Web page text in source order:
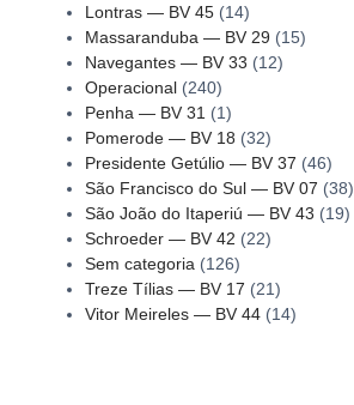
Lontras — BV 45(14)
Massaranduba — BV 29 (15)
Navegantes — BV 33 (12)
Operacional(240)
Penha — BV 31 (1)
Pomerode — BV 18 (32)
Presidente Getúlio — BV 37 (46)
São Francisco do Sul — BV 07 (38)
São João do Itaperiú — BV 43 (19)
Schroeder — BV 42 (22)
Sem categoria (126)
Treze Tílias — BV 17 (21)
Vitor Meireles — BV 44(14)